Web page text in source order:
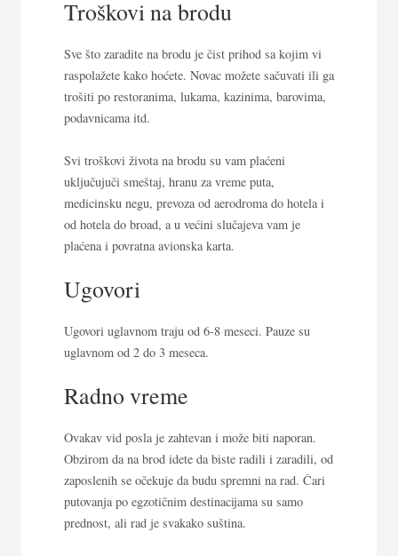
Troškovi na brodu
Sve što zaradite na brodu je čist prihod sa kojim vi
raspolažete kako hoćete. Novac možete sačuvati ili ga
trošiti po restoranima, lukama, kazinima, barovima,
podavnicama itd.
Svi troškovi života na brodu su vam plaćeni
uključujuči smeštaj, hranu za vreme puta,
medicinsku negu, prevoza od aerodroma do hotela i
od hotela do broad, a u većini slučajeva vam je
plaćena i povratna avionska karta.
Ugovori
Ugovori uglavnom traju od 6-8 meseci. Pauze su
uglavnom od 2 do 3 meseca.
Radno vreme
Ovakav vid posla je zahtevan i može biti naporan.
Obzirom da na brod idete da biste radili i zaradili, od
zaposlenih se očekuje da budu spremni na rad. Čari
putovanja po egzotičnim destinacijama su samo
prednost, ali rad je svakako suština.